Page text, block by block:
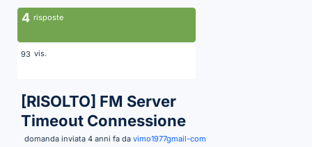
4 risposte
93 vis.
[RISOLTO] FM Server
Timeout Connessione
domanda inviata 4 anni fa da vimo1977gmail-com